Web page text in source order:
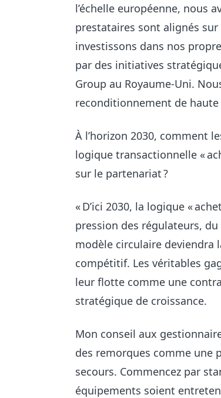
l’échelle européenne, nous
prestataires sont alignés sur
investissons dans nos
par des initiatives
Group au Royaume-Uni.
reconditionnement de
À l’horizon 2030, comment
logique transactionnelle «
sur le partenariat ?
« D’ici 2030, la logique «
pression des régulateurs,
modèle circulaire deviendra
compétitif. Les véritables
leur flotte comme une
stratégique de croissance.
Mon conseil aux
des remorques comme une
secours. Commencez par
équipements soient